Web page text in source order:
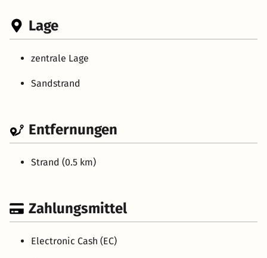
Lage
zentrale Lage
Sandstrand
Entfernungen
Strand (0.5 km)
Zahlungsmittel
Electronic Cash (EC)